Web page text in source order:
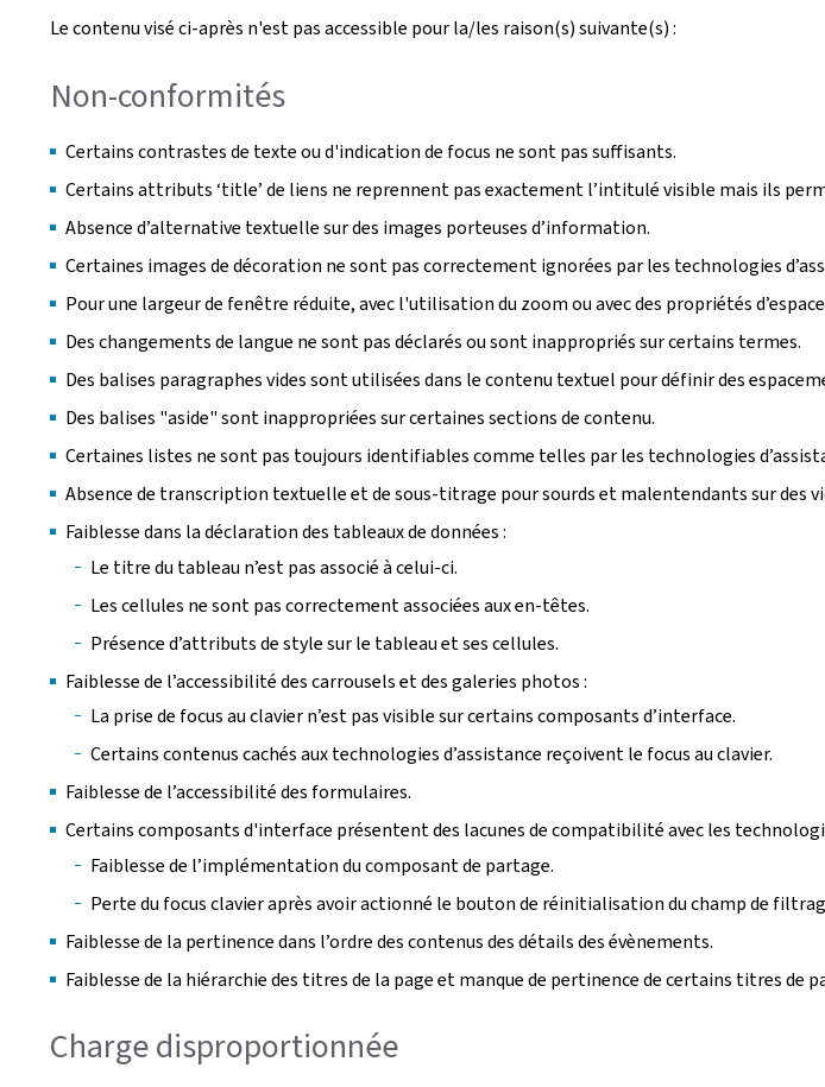
Le contenu visé ci-après n'est pas accessible pour la/les raison(s) suivante(s) :
Non-conformités
Certains contrastes de texte ou d'indication de focus ne sont pas suffisants.
Certains attributs ‘title’ de liens ne reprennent pas exactement l’intitulé visible mais ils
Absence d’alternative textuelle sur des images porteuses d’information.
Certaines images de décoration ne sont pas correctement ignorées par les technologies
Pour une largeur de fenêtre réduite, avec l'utilisation du zoom ou avec des propriétés
Des changements de langue ne sont pas déclarés ou sont inappropriés sur certains termes.
Des balises paragraphes vides sont utilisées dans le contenu textuel pour définir des
Des balises "aside" sont inappropriées sur certaines sections de contenu.
Certaines listes ne sont pas toujours identifiables comme telles par les technologies
Absence de transcription textuelle et de sous-titrage pour sourds et malentendants sur des
Faiblesse dans la déclaration des tableaux de données :
Le titre du tableau n’est pas associé à celui-ci.
Les cellules ne sont pas correctement associées aux en-têtes.
Présence d’attributs de style sur le tableau et ses cellules.
Faiblesse de l’accessibilité des carrousels et des galeries photos :
La prise de focus au clavier n’est pas visible sur certains composants d’interface.
Certains contenus cachés aux technologies d’assistance reçoivent le focus au clavier.
Faiblesse de l’accessibilité des formulaires.
Certains composants d'interface présentent des lacunes de compatibilité avec les
Faiblesse de l’implémentation du composant de partage.
Perte du focus clavier après avoir actionné le bouton de réinitialisation du champ de
Faiblesse de la pertinence dans l’ordre des contenus des détails des évènements.
Faiblesse de la hiérarchie des titres de la page et manque de pertinence de certains titres de
Charge disproportionnée